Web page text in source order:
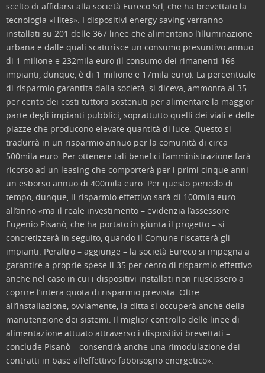
scelto di affidarsi alla società Eureco Srl, che ha brevettato la
tecnologia «Hites». I dispositivi energy saving verranno
installati su 201 delle 367 linee che alimentano l’illuminazione
urbana e dalle quali scaturisce un consumo presuntivo annuo
di 1 milione e 232mila euro (il consumo dei rimanenti 166
impianti, dunque, è di 1 milione e 17mila euro). La percentuale
di risparmio garantita dalla società, si diceva, ammonta al 35
per cento dei costi tuttora sostenuti per alimentare la maggior
parte degli impianti pubblici, soprattutto quelli dei viali e delle
piazze che producono elevate quantità di luce. Questo si
tradurrà in un risparmio annuo per la comunità di circa
500mila euro. Per ottenere tali benefici l’amministrazione farà
ricorso ad un leasing che comporterà per i primi cinque anni
un esborso annuo di 400mila euro. Per questo periodo di
tempo, dunque, il risparmio effettivo sarà di 100mila euro
all’anno «ma il reale investimento – evidenzia l’assessore
Eugenio Pisanò, che ha portato in giunta il progetto – si
concretizzerà in seguito, quando il Comune riscatterà gli
impianti. Peraltro – aggiunge – la società Eureco si impegna a
garantire a proprie spese il 35 per cento di risparmio effettivo
anche nel caso in cui i dispositivi installati non riuscissero a
coprire l’intera quota di risparmio prevista. Oltre
all’installazione, ovviamente, la ditta si occuperà anche della
manutenzione dei sistemi. Il miglior controllo delle linee di
alimentazione attuato attraverso i dispositivi brevettati –
conclude Pisanò – consentirà anche una rimodulazione dei
contratti in base all’effettivo fabbisogno energetico».